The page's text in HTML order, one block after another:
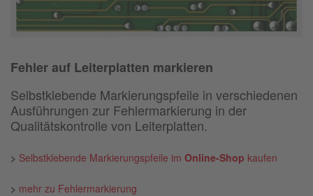
Fehler auf Leiterplatten markieren
Selbstklebende Markierungspfeile in verschiedenen
Ausführungen zur Fehlermarkierung in der
Qualitätskontrolle von Leiterplatten.
> Selbstklebende Markierungspfeile im Online-Shop kaufen
> mehr zu Fehlermarkierung